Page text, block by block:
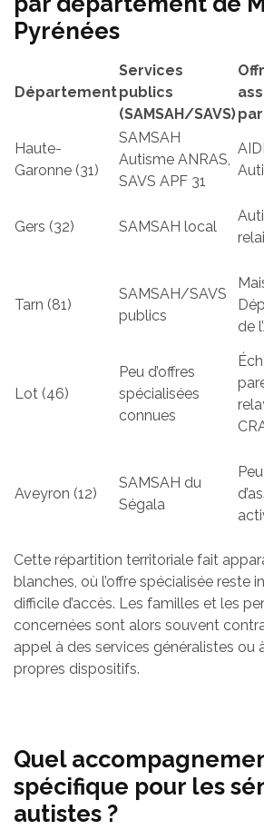
Pyrénées
Département
Services
publics
(SAMSAH/SAVS)
Haute-
Garonne (31)
SAMSAH
Autisme ANRAS,
SAVS APF 31
Gers (32) SAMSAH local
Tarn (81)
SAMSAH/SAVS
publics
de
Lot (46)
Peu d’offres
spécialisées
connues
Aveyron (12)
SAMSAH du
Ségala
Peu
Cette répartition territoriale fait
blanches, où l’offre spécialisée reste
difficile d’accès. Les familles et les
concernées sont alors souvent
appel à des services généralistes ou
propres dispositifs.
Quel
spécifique pour les
autistes ?